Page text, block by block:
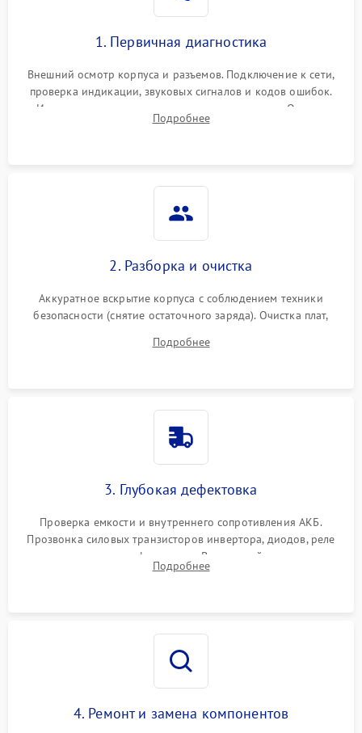
1. Первичная диагностика
Внешний осмотр корпуса и разъемов. Подключение к сети,
проверка индикации, звуковых сигналов и кодов ошибок.
Измерение входного и выходного напряжения. Оценка
реакции ИБП на отключение основного питания без
Подробнее
2. Разборка и очистка
Аккуратное вскрытие корпуса с соблюдением техники
безопасности (снятие остаточного заряда). Очистка плат,
и кистей для предотвращения перегрева и замыканий.
Подробнее
3. Глубокая дефектовка
Проверка емкости и внутреннего сопротивления АКБ.
Прозвонка силовых транзисторов инвертора, диодов, реле
переключения и трансформатора. Визуальный поиск вздутых
конденсаторов и прогаров на печатной плате.
Подробнее
4. Ремонт и замена компонентов